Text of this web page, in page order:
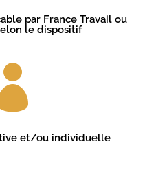
par France Travail ou
le dispositif
et/ou individuelle